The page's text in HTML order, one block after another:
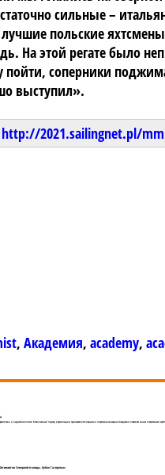
сильные –
лучшие польские
На этой регате было
пойти, соперники
выступил».
http://2021.sailingnet.pl/
, Академия, academy,
волн и пьедесталов почета. Комплексный подход в организации тренировочного процесса и спортивное оснащение Академии позволяет юным спортсменам
Северной столицы. Кубок Газпрома»